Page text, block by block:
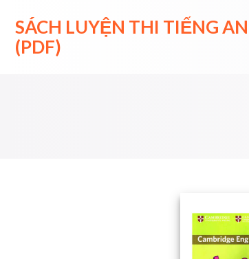
content
SÁCH LUYỆN THI TIẾNG
(PDF)